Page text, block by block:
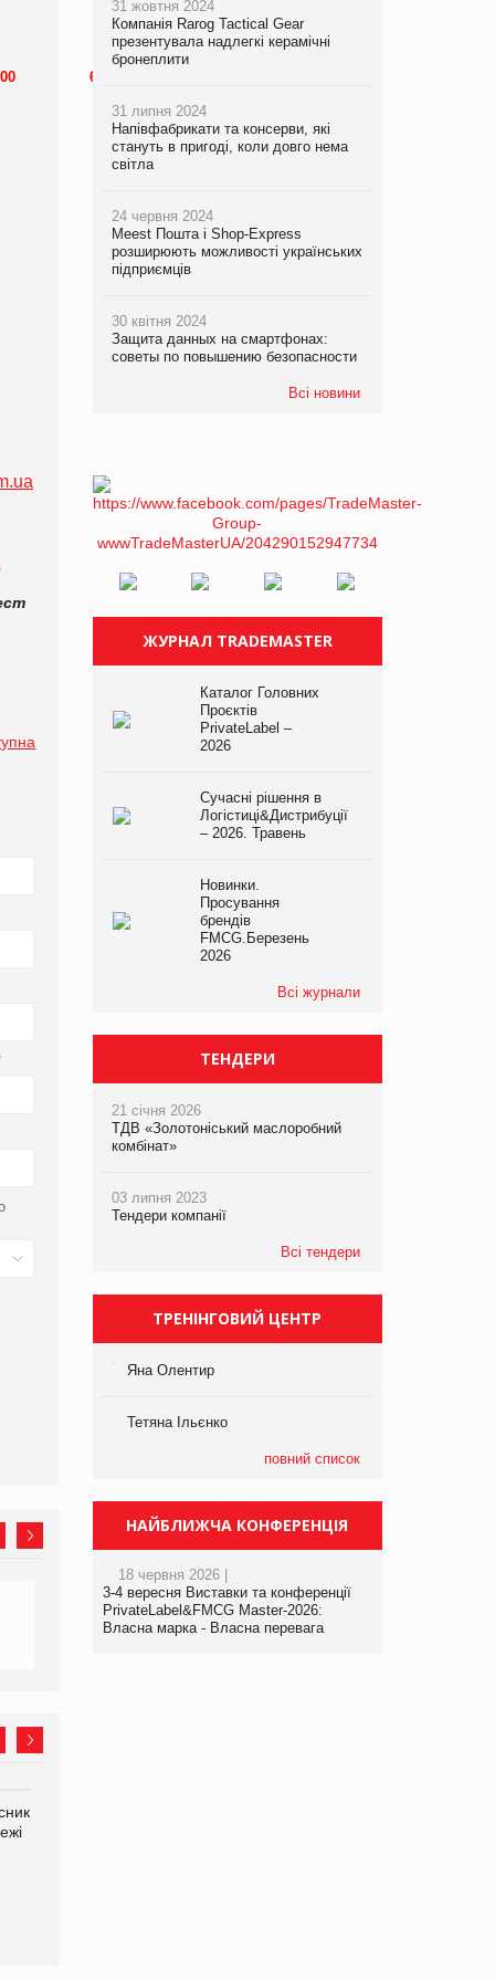
участником)
6200
31 жовтня 2024
Компанія Rarog Tactical Gear
презентувала надлегкі керамічні
бронеплити
31 липня 2024
Напівфабрикати та консерви, які
стануть в пригоді, коли довго нема
світла
24 червня 2024
Meest Пошта і Shop-Express
розширюють можливості українських
підприємців
30 квітня 2024
Защита данных на смартфонах:
советы по повышению безопасности
Всі новини
ЖУРНАЛ TRADEMASTER
Каталог Головних
Проєктів
PrivateLabel –
2026
Сучасні рішення в
Логістиці&Дистрибуції
– 2026. Травень
Новинки.
Просування
брендів
FMCG.Березень
2026
Всі журнали
ТЕНДЕРИ
21 січня 2026
ТДВ «Золотоніський маслоробний
комбінат»
03 липня 2023
Тендери компанії
Всі тендери
ТРЕНІНГОВИЙ ЦЕНТР
Яна Олентир
Тетяна Ільєнко
повний список
НАЙБЛИЖЧА КОНФЕРЕНЦІЯ
18 червня 2026 |
3-4 вересня Виставки та конференції
PrivateLabel&FMCG Master-2026:
Власна марка - Власна перевага